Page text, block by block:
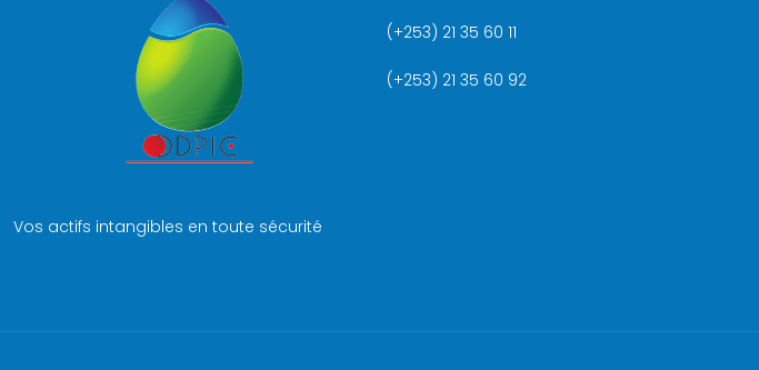
Vos actifs intangibles en toute sécurité
(+253) 21 35 60 11
(+253) 21 35 60 92